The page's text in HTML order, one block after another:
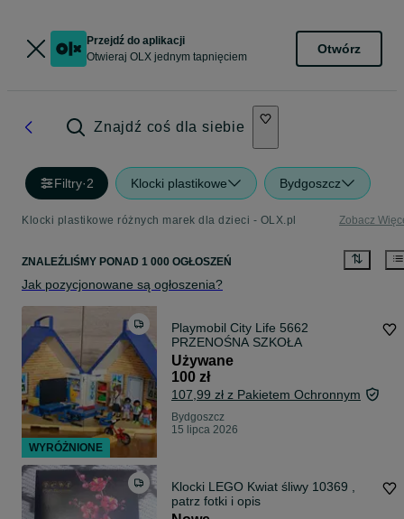
Przejdź do aplikacji
Otwieraj OLX jednym tapnięciem
Otwórz
Znajdź coś dla siebie
Filtry·2 Klocki plastikowe Bydgoszcz
Klocki plastikowe różnych marek dla dzieci - OLX.pl Zobacz
ZNALEŹLIŚMY PONAD 1 000 OGŁOSZEŃ
Jak pozycjonowane są ogłoszenia?
Playmobil City Life 5662
PRZENOŚNA SZKOŁA
Używane
100 zł
107,99 zł z Pakietem Ochronnym
Bydgoszcz
15 lipca 2026
Klocki LEGO Kwiat śliwy 10369 ,
patrz fotki i opis
WYRÓŻNIONE